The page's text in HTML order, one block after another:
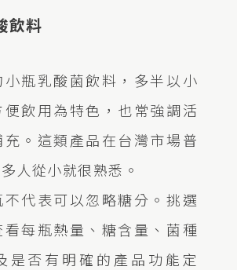
飲料
小瓶乳酸菌飲料，多半以小
飲用為特色，也常強調活
。這類產品在台灣市場普
人從小就很熟悉。
代表可以忽略糖分。挑選
看每瓶熱量、糖含量、菌種
是否有明確的產品功能定